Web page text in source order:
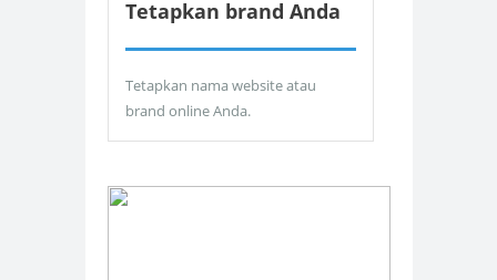
Tetapkan brand Anda
Tetapkan nama website atau
brand online Anda.